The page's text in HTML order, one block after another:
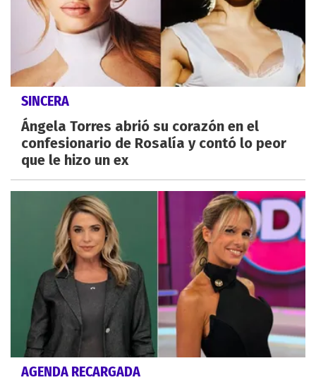
SINCERA
Ángela Torres abrió su corazón en el
confesionario de Rosalía y contó lo peor
que le hizo un ex
AGENDA RECARGADA